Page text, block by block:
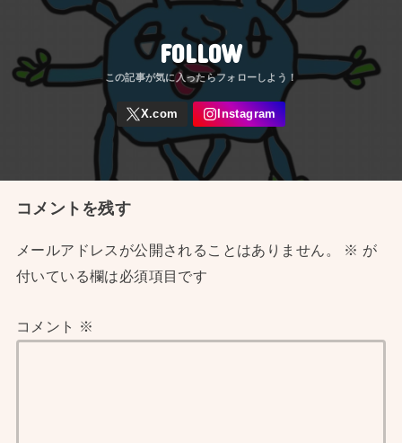
FOLLOW
コメントを残す
メールアドレスが公開されることはありません。 ※ が
付いている欄は必須項目です
コメント ※